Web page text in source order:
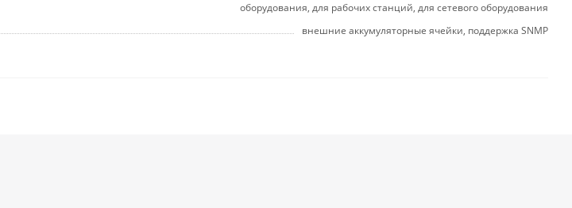
оборудования, для рабочих станций, для сетевого оборудования
внешние аккумуляторные ячейки, поддержка SNMP